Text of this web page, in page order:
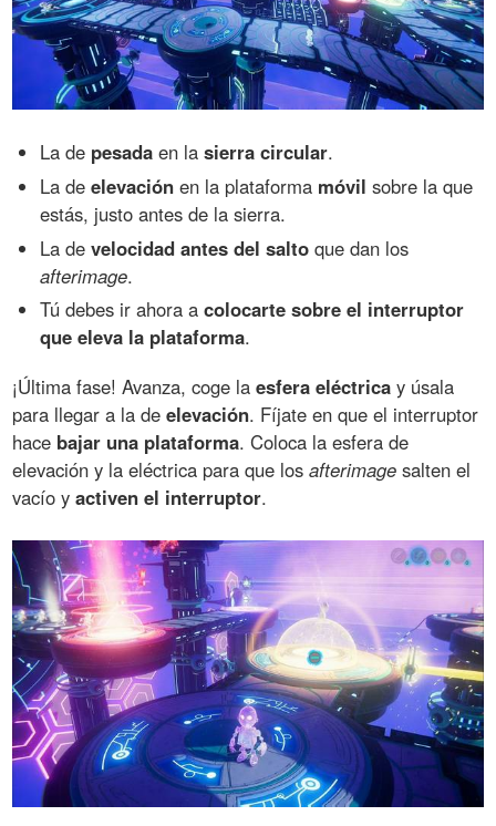
La de pesada en lasierra circular.
La deelevación en la plataforma móvil sobre la que
estás, justo antes de la sierra.
La develocidad antes del salto que dan los
afterimage.
Tú debes ir ahora acolocarte sobre el interruptor
que eleva la plataforma.
¡Última fase! Avanza, coge laesfera eléctrica y úsala
para llegar a la deelevación. Fíjate en que el interruptor
hace bajar una plataforma. Coloca la esfera de
elevación y la eléctrica para que losafterimage salten el
vacío yactiven el interruptor.